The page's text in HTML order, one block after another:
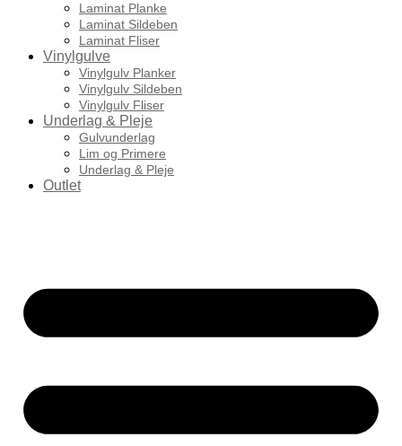
Laminat Planke
Laminat Sildeben
Laminat Fliser
Vinylgulve
Vinylgulv Planker
Vinylgulv Sildeben
Vinylgulv Fliser
Underlag & Pleje
Gulvunderlag
Lim og Primere
Underlag & Pleje
Outlet